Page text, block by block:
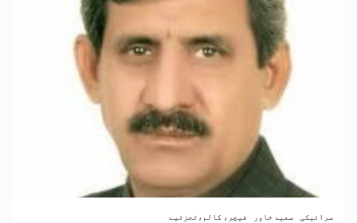
سرائیکی سعید خاور فیچر، کالم،تجزئیے